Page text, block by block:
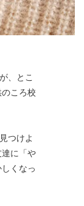
、とこ
ころ校
つけよ
に「や
くなっ